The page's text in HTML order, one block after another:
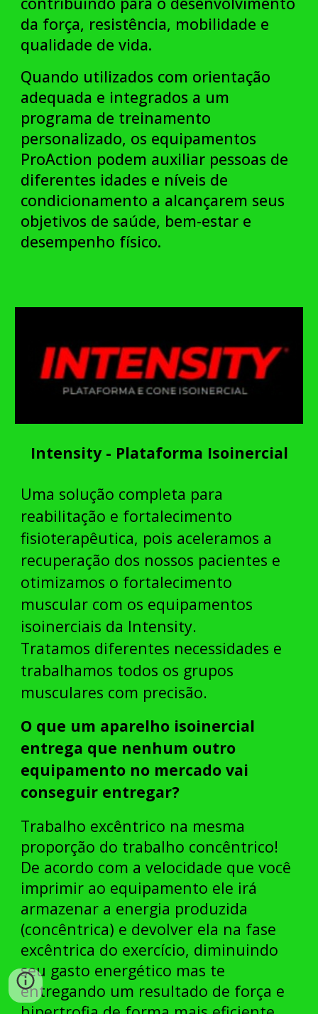
da força, resistência, mobilidade e
qualidade de vida.
Quando utilizados com orientação
adequada e integrados a um
programa de treinamento
personalizado, os equipamentos
ProAction podem auxiliar pessoas de
diferentes idades e níveis de
condicionamento a alcançarem seus
objetivos de saúde, bem-estar e
desempenho físico.
Intensity - Plataforma Isoinercial
Uma solução completa para
reabilitação e fortalecimento
fisioterapêutica, pois aceleramos a
recuperação dos nossos pacientes e
otimizamos o fortalecimento
muscular com os equipamentos
isoinerciais da Intensity.
Tratamos diferentes necessidades e
trabalhamos todos os grupos
musculares com precisão.
O que um aparelho isoinercial
entrega que nenhum outro
equipamento no mercado vai
conseguir entregar?
Trabalho excêntrico na mesma
proporção do trabalho concêntrico!
De acordo com a velocidade que você
imprimir ao equipamento ele irá
armazenar a energia produzida
(concêntrica) e devolver ela na fase
excêntrica do exercício, diminuindo
seu gasto energético mas te
entregando um resultado de força e